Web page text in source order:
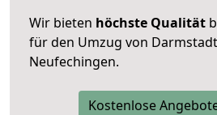
Wir bieten höchste Qualität
für den Umzug von
Neufechingen.
Kostenlose